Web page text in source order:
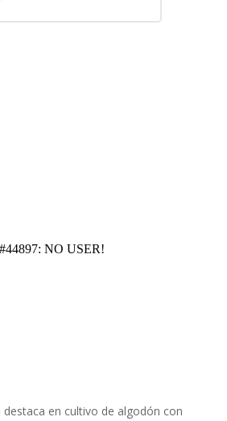
destaca en cultivo de algodón con